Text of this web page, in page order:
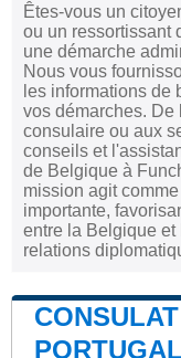
Êtes-vous un
ou un ressortissant
une démarche
Nous vous
les informations de
vos démarches.
consulaire ou aux
conseils et
de Belgique à
mission agit
importante,
entre la Belgique
relations
PORTUGAL